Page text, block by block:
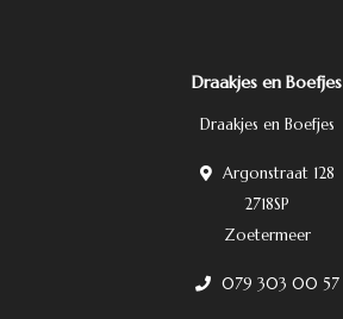
Draakjes en Boefjes
Draakjes en Boefjes
Argonstraat 128
2718SP
Zoetermeer
079 303 00 57